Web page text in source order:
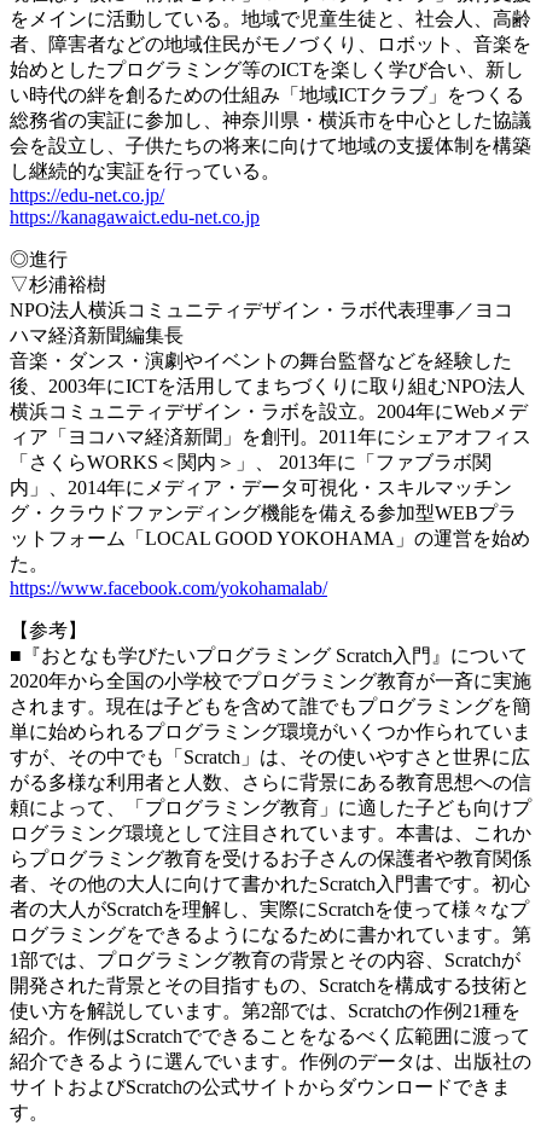
をメインに活動している。地域で児童生徒と、社会人、高齢
者、障害者などの地域住民がモノづくり、ロボット、音楽を
始めとしたプログラミング等のICTを楽しく学び合い、新し
い時代の絆を創るための仕組み「地域ICTクラブ」をつくる
総務省の実証に参加し、神奈川県・横浜市を中心とした協議
会を設立し、子供たちの将来に向けて地域の支援体制を構築
し継続的な実証を行っている。
https://edu-net.co.jp/
https://kanagawaict.edu-net.co.jp
◎進行
▽杉浦裕樹
NPO法人横浜コミュニティデザイン・ラボ代表理事／ヨコ
ハマ経済新聞編集長
音楽・ダンス・演劇やイベントの舞台監督などを経験した
後、2003年にICTを活用してまちづくりに取り組むNPO法人
横浜コミュニティデザイン・ラボを設立。2004年にWebメデ
ィア「ヨコハマ経済新聞」を創刊。2011年にシェアオフィス
「さくらWORKS＜関内＞」、 2013年に「ファブラボ関
内」、2014年にメディア・データ可視化・スキルマッチン
グ・クラウドファンディング機能を備える参加型WEBプラ
ットフォーム「LOCAL GOOD YOKOHAMA」の運営を始め
た。
https://www.facebook.com/yokohamalab/
【参考】
■『おとなも学びたいプログラミング Scratch入門』について
2020年から全国の小学校でプログラミング教育が一斉に実施
されます。現在は子どもを含めて誰でもプログラミングを簡
単に始められるプログラミング環境がいくつか作られていま
すが、その中でも「Scratch」は、その使いやすさと世界に広
がる多様な利用者と人数、さらに背景にある教育思想への信
頼によって、「プログラミング教育」に適した子ども向けプ
ログラミング環境として注目されています。本書は、これか
らプログラミング教育を受けるお子さんの保護者や教育関係
者、その他の大人に向けて書かれたScratch入門書です。初心
者の大人がScratchを理解し、実際にScratchを使って様々なプ
ログラミングをできるようになるために書かれています。第
1部では、プログラミング教育の背景とその内容、Scratchが
開発された背景とその目指すもの、Scratchを構成する技術と
使い方を解説しています。第2部では、Scratchの作例21種を
紹介。作例はScratchでできることをなるべく広範囲に渡って
紹介できるように選んでいます。作例のデータは、出版社の
サイトおよびScratchの公式サイトからダウンロードできま
す。